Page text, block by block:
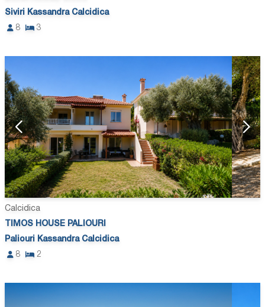
Siviri Kassandra Calcidica
8
3
Calcidica
TIMOS HOUSE PALIOURI
Paliouri Kassandra Calcidica
8
2